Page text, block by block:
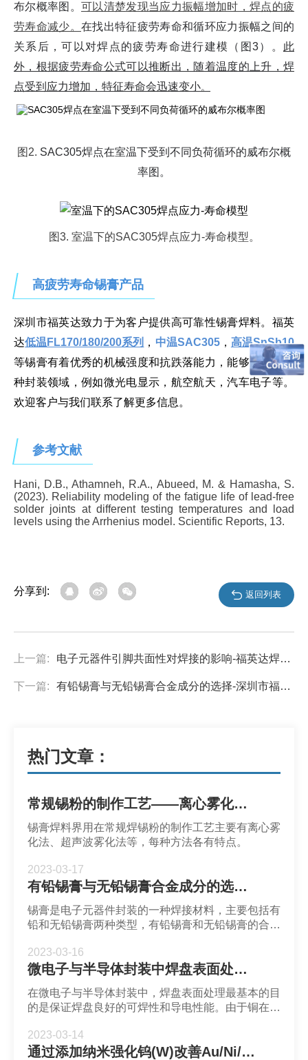
布尔概率图。 可以清楚发现当应力振幅增加时，焊点的疲
劳寿命减少。 在找出特征疲劳寿命和循环应力振幅之间的
关系后，可以对焊点的疲劳寿命进行建模（图3）。 此
外，根据疲劳寿命公式可以推断出，随着温度的上升，焊
点受到应力增加，特征寿命会迅速变小。
图2. SAC305焊点在室温下受到不同负荷循环的威布尔概
率图。
图3. 室温下的SAC305焊点应力-寿命模型。
高疲劳寿命锡膏产品
深圳市福英达致力于为客户提供高可靠性锡膏焊料。福英
达低温FL170/180/200系列 ， 中温SAC305， 高温SnSb10
等锡膏有着优秀的机械强度和抗跌落能力，能够适用于多
种封装领域，例如微光电显示，航空航天，汽车电子等。
欢迎客户与我们联系了解更多信息。
参考文献
Hani, D.B., Athamneh, R.A., Abueed, M. & Hamasha, S.
(2023). Reliability modeling of the fatigue life of lead-free
solder joints at different testing temperatures and load
levels using the Arrhenius model. Scientific Reports, 13.
分享到: 返回列表
上一篇: 电子元器件引脚共面性对焊接的影响-福英达焊锡膏
下一篇: 有铅锡膏与无铅锡膏合金成分的选择-深圳市福英达
热门文章：
常规锡粉的制作工艺——离心雾化法-深圳市福英达
锡膏焊料界用在常规焊锡粉的制作工艺主要有离心雾
化法、超声波雾化法等，每种方法各有特点。
2023-03-17
有铅锡膏与无铅锡膏合金成分的选择-深圳市福英达
锡膏是电子元器件封装的一种焊接材料，主要包括有
铅和无铅锡膏两种类型，有铅锡膏和无铅锡膏的合金
求来决定。
2023-03-16
微电子与半导体封装中焊盘表面处理方式-深圳市福英达
在微电子与半导体封装中，焊盘表面处理最基本的目
的是保证焊盘良好的可焊性和导电性能。由于铜在空
为原铜，因此需要对铜进行其他处理。
2023-03-14
通过添加纳米强化钨(W)改善Au/Ni/Cu焊盘上Sn57.6Bi0.4Ag焊点的时效和电迁移力学性能-深圳市福英达